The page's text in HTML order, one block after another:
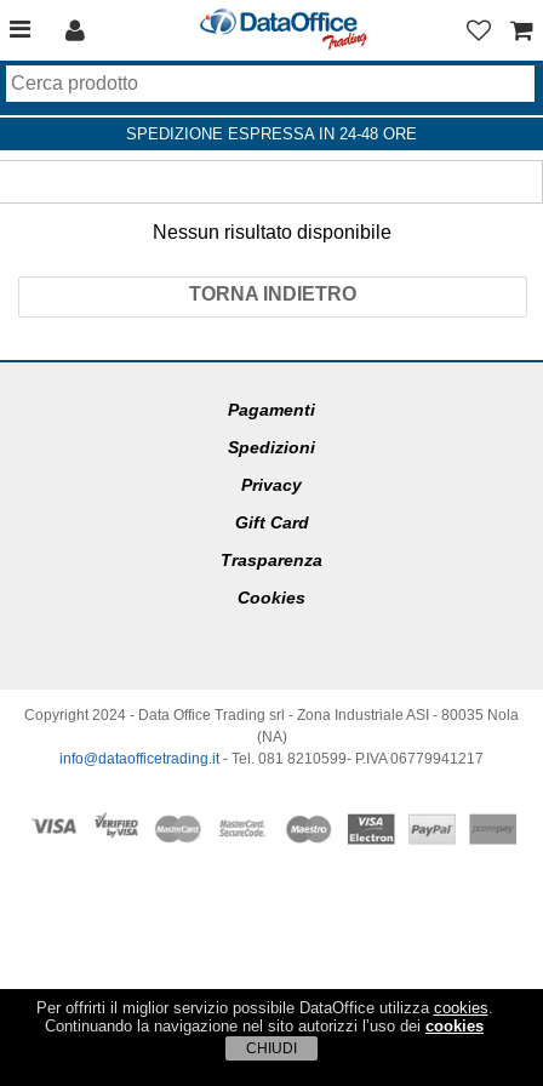
Per offrirti il miglior servizio possibile DataOffice utilizza cookies.
Continuando la navigazione nel sito autorizzi l’uso dei cookies
CHIUDI
SPEDIZIONE ESPRESSA IN 24-48 ORE
Nessun risultato disponibile
TORNA INDIETRO
Pagamenti
Spedizioni
Privacy
Gift Card
Trasparenza
Cookies
Copyright 2024 - Data Office Trading srl - Zona Industriale ASI - 80035 Nola
(NA)
info@dataofficetrading.it- Tel. 081 8210599- P.IVA 06779941217